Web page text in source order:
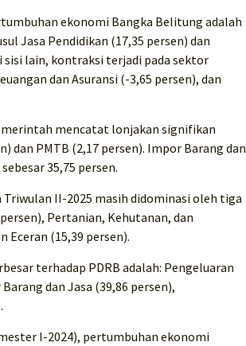
ekonomi Bangka Belitung adalah
Jasa Pendidikan (17,35 persen) dan
sisi lain, kontraksi terjadi pada sektor
dan Asuransi (-3,65 persen), dan
mencatat lonjakan signifikan
dan PMTB (2,17 persen). Impor Barang dan
35,75 persen.
II-2025 masih didominasi oleh tiga
Pertanian, Kehutanan, dan
Eceran (15,39 persen).
terhadap PDRB adalah: Pengeluaran
dan Jasa (39,86 persen),
I-2024), pertumbuhan ekonomi